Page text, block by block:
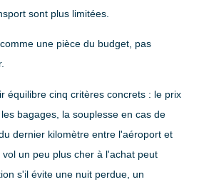
sont plus limitées.
une pièce du budget, pas
équilibre cinq critères concrets : le prix
les bagages la souplesse en cas de
dernier kilomètre entre l'aéroport et
un peu plus cher à l'achat peut
s'il évite une nuit perdue, un